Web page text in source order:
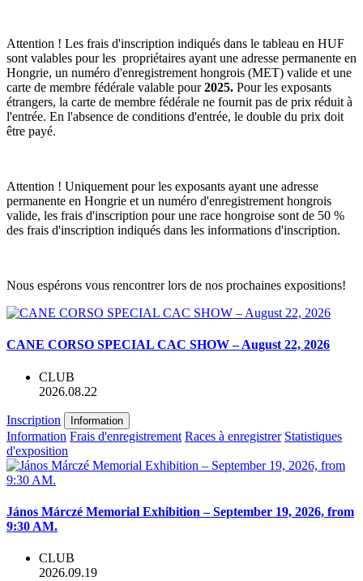
Attention ! Les frais d'inscription indiqués dans le tableau en HUF
sont valables pour les  propriétaires ayant une adresse permanente en
Hongrie, un numéro d'enregistrement hongrois (MET) valide et une
carte de membre fédérale valable pour 2025. Pour les exposants
étrangers, la carte de membre fédérale ne fournit pas de prix réduit à
l'entrée. En l'absence de conditions d'entrée, le double du prix doit
être payé.
Attention ! Uniquement pour les exposants ayant une adresse
permanente en Hongrie et un numéro d'enregistrement hongrois
valide, les frais d'inscription pour une race hongroise sont de 50 %
des frais d'inscription indiqués dans les informations d'inscription.
Nous espérons vous rencontrer lors de nos prochaines expositions!
CANE CORSO SPECIAL CAC SHOW – August 22, 2026
CLUB
2026.08.22
Inscription Information
Information Frais d'enregistrement Races à enregistrer Statistiques
d'exposition
János Márczé Memorial Exhibition – September 19, 2026, from
9:30 AM.
CLUB
2026.09.19